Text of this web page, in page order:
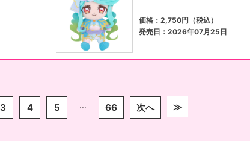
価格：2,750円（税込）
発売日：2026年07月25日
3 4 5 ... 66 次へ ≫